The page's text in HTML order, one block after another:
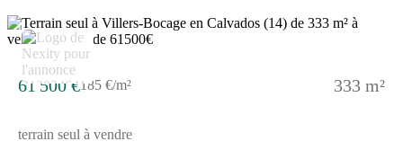
2
61 500 €185 €/m² 333 m²
terrain seul à vendre